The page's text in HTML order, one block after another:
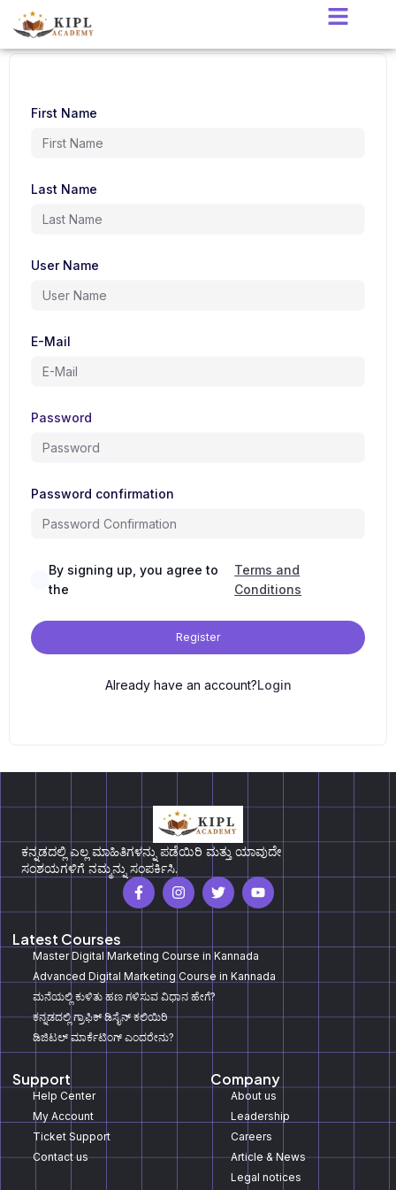
First Name
Last Name
User Name
E-Mail
Password
Password confirmation
By signing up, you agree to
the
Terms and
Conditions
Register
Already have an account?Login
ಕನ್ನಡದಲ್ಲಿ ಎಲ್ಲ ಮಾಹಿತಿಗಳನ್ನು ಪಡೆಯಿರಿ ಮತ್ತು ಯಾವುದೇ
ಸಂಶಯಗಳಿಗೆ ನಮ್ಮನ್ನು ಸಂಪರ್ಕಿಸಿ.
Latest Courses
Master Digital Marketing Course in Kannada
Advanced Digital Marketing Course in Kannada
ಮನೆಯಲ್ಲಿ ಕುಳಿತು ಹಣ ಗಳಿಸುವ ವಿಧಾನ ಹೇಗೆ?
ಕನ್ನಡದಲ್ಲಿ ಗ್ರಾಫಿಕ್‌ ಡಿಸೈನ್‌ ಕಲಿಯಿರಿ
ಡಿಜಿಟಲ್‌ ಮಾರ್ಕೆಟಿಂಗ್‌ ಎಂದರೇನು?
Support
Help Center
My Account
Ticket Support
Contact us
Company
About us
Leadership
Careers
Article & News
Legal notices